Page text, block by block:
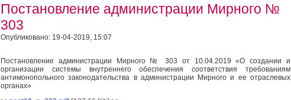
Постановление администрации Мирного №
303
Опубликовано: 19-04-2019, 15:07
Постановление администрации Мирного № 303 от 10.04.2019 «О создании и
организации системы внутреннего обеспечения соответствия требованиям
антимонопольного законодательства в администрации Мирного и ее отраслевых
органах»